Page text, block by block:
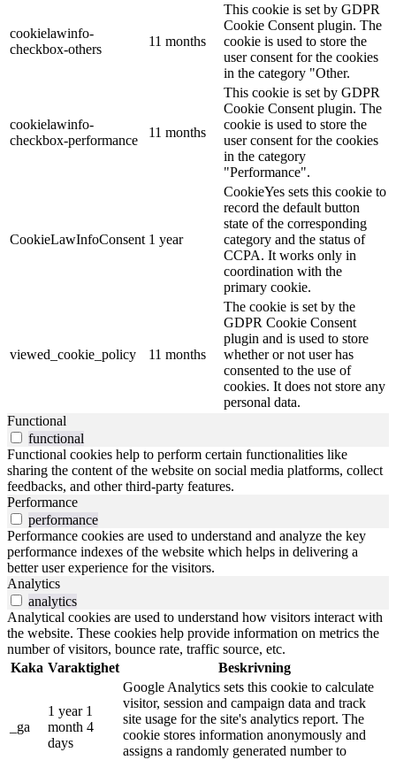
cookielawinfo-
checkbox-others
11 months
This cookie is set by GDPR
Cookie Consent plugin. The
cookie is used to store the
user consent for the cookies
in the category "Other.
cookielawinfo-
checkbox-performance
11 months
This cookie is set by GDPR
Cookie Consent plugin. The
cookie is used to store the
user consent for the cookies
in the category
"Performance".
CookieLawInfoConsent 1 year
CookieYes sets this cookie to
record the default button
state of the corresponding
category and the status of
CCPA. It works only in
coordination with the
primary cookie.
viewed_cookie_policy 11 months
The cookie is set by the
GDPR Cookie Consent
plugin and is used to store
whether or not user has
consented to the use of
cookies. It does not store any
personal data.
Functional
functional
Functional cookies help to perform certain functionalities like
sharing the content of the website on social media platforms, collect
feedbacks, and other third-party features.
Performance
performance
Performance cookies are used to understand and analyze the key
performance indexes of the website which helps in delivering a
better user experience for the visitors.
Analytics
analytics
Analytical cookies are used to understand how visitors interact with
the website. These cookies help provide information on metrics the
number of visitors, bounce rate, traffic source, etc.
Kaka Varaktighet Beskrivning
_ga
1 year 1
month 4
days
Google Analytics sets this cookie to calculate
visitor, session and campaign data and track
site usage for the site's analytics report. The
cookie stores information anonymously and
assigns a randomly generated number to